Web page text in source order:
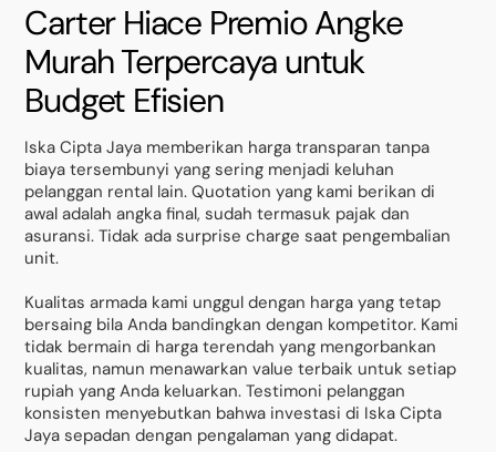
Carter Hiace Premio Angke
Murah Terpercaya untuk
Budget Efisien
Iska Cipta Jaya memberikan harga transparan tanpa
biaya tersembunyi yang sering menjadi keluhan
pelanggan rental lain. Quotation yang kami berikan di
awal adalah angka final, sudah termasuk pajak dan
asuransi. Tidak ada surprise charge saat pengembalian
unit.
Kualitas armada kami unggul dengan harga yang tetap
bersaing bila Anda bandingkan dengan kompetitor. Kami
tidak bermain di harga terendah yang mengorbankan
kualitas, namun menawarkan value terbaik untuk setiap
rupiah yang Anda keluarkan. Testimoni pelanggan
konsisten menyebutkan bahwa investasi di Iska Cipta
Jaya sepadan dengan pengalaman yang didapat.